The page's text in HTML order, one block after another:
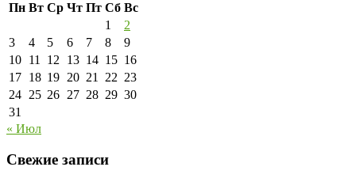
Пн Вт Ср Чт Пт Сб Вс
1
2
3
4 5 6 7 8
9
10 11 12 13 14 15 16
17 18 19 20 21 22 23
24 25 26 27 28 29 30
31
« Июл
Свежие записи